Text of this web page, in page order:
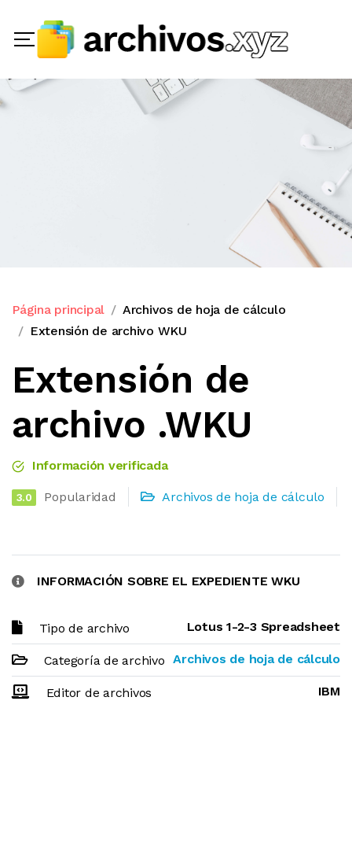
Página principal
Archivos de hoja de cálculo
Extensión de archivo WKU
Extensión de
archivo .WKU
Información verificada
3.0 Popularidad Archivos de hoja de cálculo
INFORMACIÓN SOBRE EL EXPEDIENTE WKU
Tipo de archivo Lotus 1-2-3 Spreadsheet
Categoría de archivo Archivos de hoja de cálculo
Editor de archivos IBM